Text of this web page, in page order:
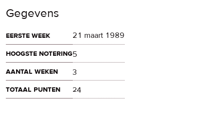
Gegevens
eerste week
21 maart 1989
hoogste notering5
aantal weken
3
totaal punten
24